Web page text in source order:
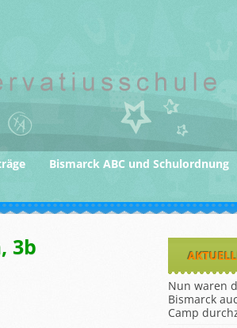
Bismarck ABC und Schulordnung
3b
Nun waren
Bismarck
Camp